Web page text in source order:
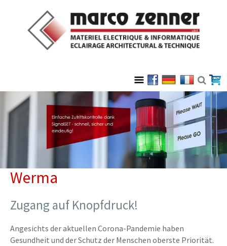
Werma
Zugang auf Knopfdruck!
Angesichts der aktuellen Corona-Pandemie haben
Gesundheit und der Schutz der Menschen oberste Priorität.